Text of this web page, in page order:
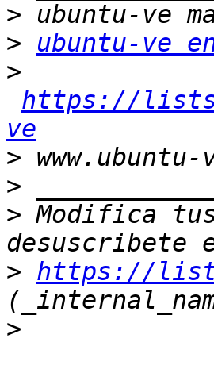
>
>
ubuntu-ve
>
https://
ve
>
>
> Modifica
> https://
>